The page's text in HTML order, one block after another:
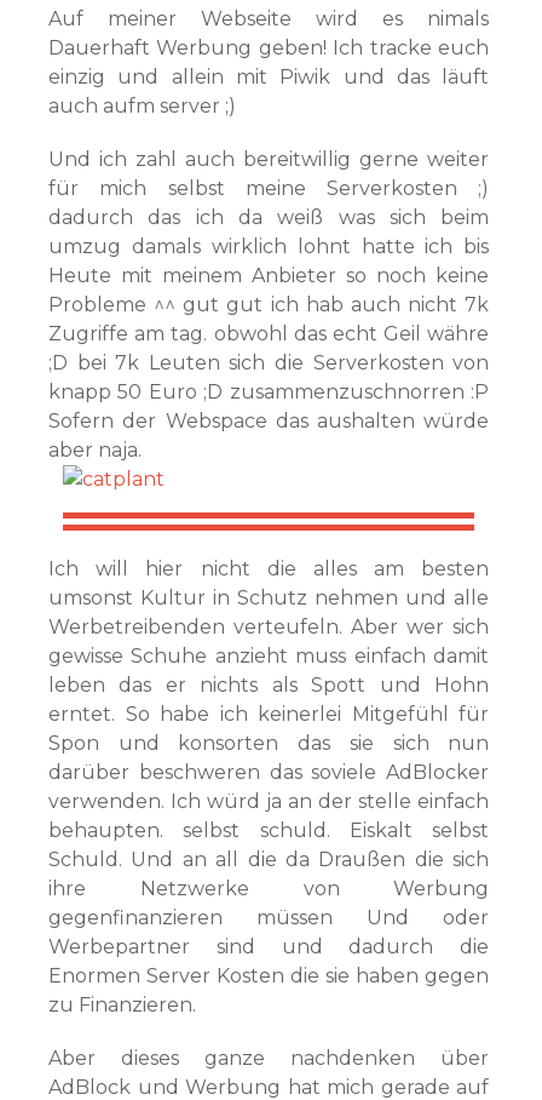
Auf meiner Webseite wird es nimals
Dauerhaft Werbung geben! Ich tracke euch
einzig und allein mit Piwik und das läuft
auch aufm server ;)
Und ich zahl auch bereitwillig gerne weiter
für mich selbst meine Serverkosten ;)
dadurch das ich da weiß was sich beim
umzug damals wirklich lohnt hatte ich bis
Heute mit meinem Anbieter so noch keine
Probleme ^^ gut gut ich hab auch nicht 7k
Zugriffe am tag. obwohl das echt Geil währe
;D bei 7k Leuten sich die Serverkosten von
knapp 50 Euro ;D zusammenzuschnorren :P
Sofern der Webspace das aushalten würde
aber naja.
Ich will hier nicht die alles am besten
umsonst Kultur in Schutz nehmen und alle
Werbetreibenden verteufeln. Aber wer sich
gewisse Schuhe anzieht muss einfach damit
leben das er nichts als Spott und Hohn
erntet. So habe ich keinerlei Mitgefühl für
Spon und konsorten das sie sich nun
darüber beschweren das soviele AdBlocker
verwenden. Ich würd ja an der stelle einfach
behaupten. selbst schuld. Eiskalt selbst
Schuld. Und an all die da Draußen die sich
ihre Netzwerke von Werbung
gegenfinanzieren müssen Und oder
Werbepartner sind und dadurch die
Enormen Server Kosten die sie haben gegen
zu Finanzieren.
Aber dieses ganze nachdenken über
AdBlock und Werbung hat mich gerade auf